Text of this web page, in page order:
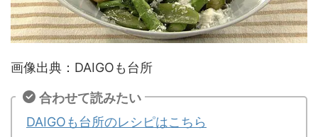
画像出典：DAIGOも台所
合わせて読みたい
DAIGOも台所のレシピはこちら